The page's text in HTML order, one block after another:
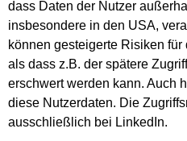
dass Daten der Nutzer
insbesondere in den USA,
können gesteigerte Risiken
als dass z.B. der spätere
erschwert werden kann. Auch
diese Nutzerdaten. Die
ausschließlich bei LinkedIn.